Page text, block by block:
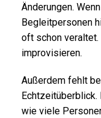
Änderungen.
Begleitpersonen
oft schon veraltet.
improvisieren.
Außerdem fehlt
wie viele